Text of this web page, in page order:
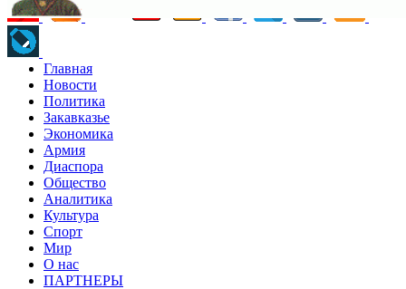
Главная
Новости
Политика
Закавказье
Экономика
Армия
Диаспора
Общество
Аналитика
Культура
Спорт
Мир
О нас
ПАРТНЕРЫ